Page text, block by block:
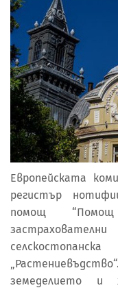
Европейската
регистър
помощ
земеделието и